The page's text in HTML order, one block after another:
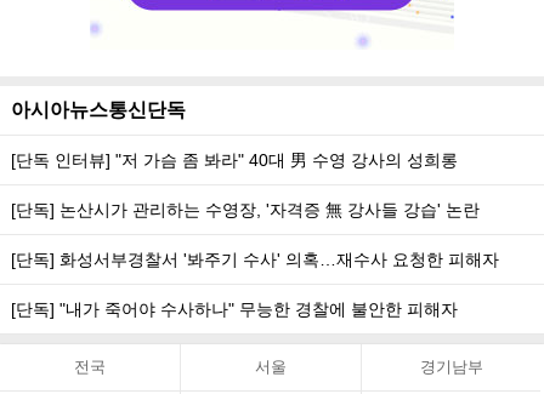
아시아뉴스통신단독
[단독 인터뷰] "저 가슴 좀 봐라" 40대 男 수영 강사의 성희롱
[단독] 논산시가 관리하는 수영장, '자격증 無 강사들 강습' 논란
[단독] 화성서부경찰서 '봐주기 수사' 의혹…재수사 요청한 피해자
[단독] "내가 죽어야 수사하나" 무능한 경찰에 불안한 피해자
전국 서울 경기남부